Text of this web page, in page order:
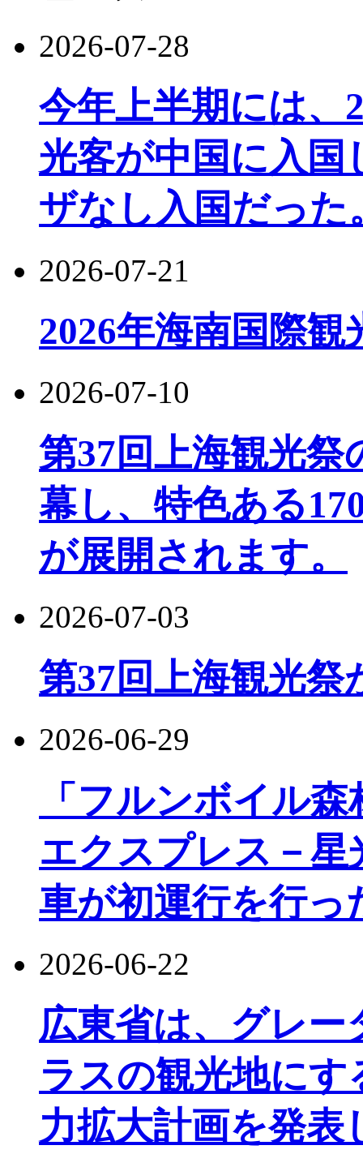
2026-07-28
今年上半期には、
光客が中国に入国
ザなし入国だった
2026-07-21
2026年海南国際
2026-07-10
第37回上海観光
幕し、特色ある
が展開されます。
2026-07-03
第37回上海観光祭
2026-06-29
「フルンボイル
エクスプレス－星
車が初運行を行っ
2026-06-22
広東省は、グレ
ラスの観光地に
力拡大計画を発表